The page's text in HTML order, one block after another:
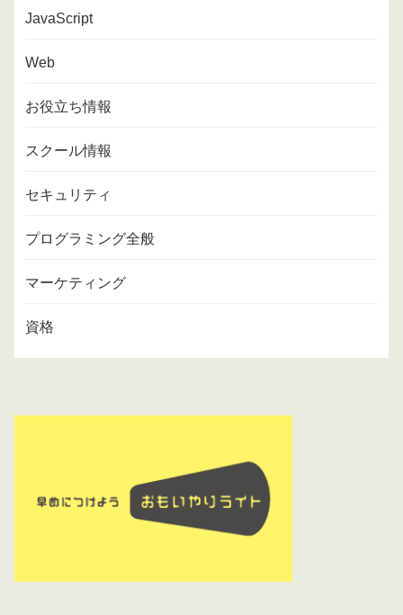
JavaScript
Web
お役立ち情報
スクール情報
セキュリティ
プログラミング全般
マーケティング
資格